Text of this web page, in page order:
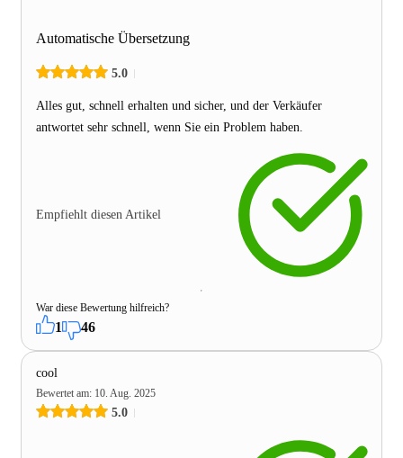
Automatische Übersetzung
5.0
Alles gut, schnell erhalten und sicher, und der Verkäufer
antwortet sehr schnell, wenn Sie ein Problem haben.
Empfiehlt diesen Artikel
War diese Bewertung hilfreich?
1 46
cool
Bewertet am: 10. Aug. 2025
5.0